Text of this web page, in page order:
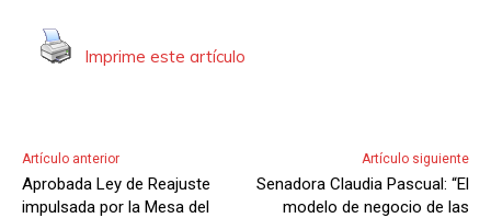
Imprime este artículo
Artículo anterior
Aprobada Ley de Reajuste
impulsada por la Mesa del
Artículo siguiente
Senadora Claudia Pascual: “El
modelo de negocio de las